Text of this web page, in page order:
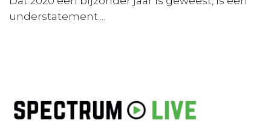
understatement....